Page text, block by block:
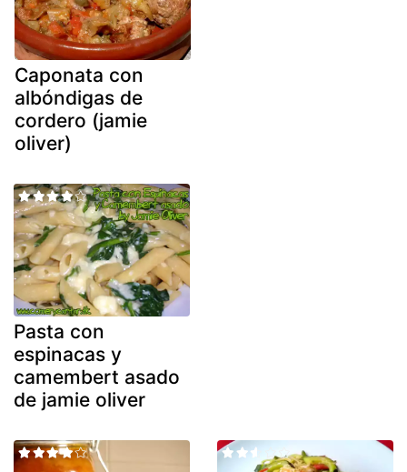
Caponata con
albóndigas de
cordero (jamie
oliver)
Pasta con
espinacas y
camembert asado
de jamie oliver